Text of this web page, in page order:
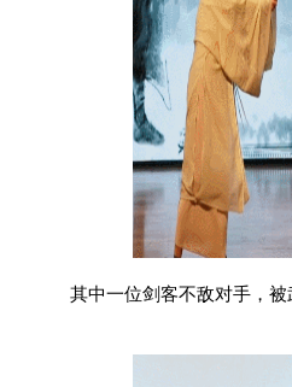
其中一位剑客不敌对手，被